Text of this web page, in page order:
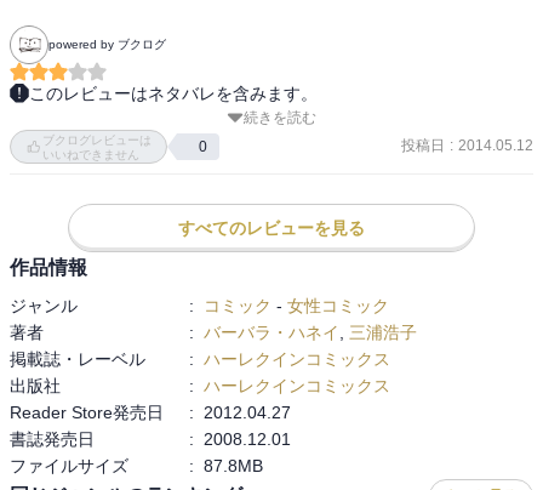
powered by ブクログ
このレビューはネタバレを含みます。
再読。タイトルと中身が結び付かないというか、ヒーローがプレイ
ボーイという感じがしない。原作を100ページちょっとの漫画におさ
ませんが^^;
勿論、ハーレクインだからハッピーエンドで幸せな気持ちにしてく
れました。
続きを読む
ブクログレビューは
いいねできません
0 投稿日 : 2014.05.12
すべてのレビューを見る
作品情報
ジャンル : コミック - 女性コミック
著者
: バーバラ・ハネイ
三浦浩子
掲載誌・レーベル
: ハーレクインコミックス
出版社
: ハーレクインコミックス
Reader Store発売日
:
2012.04.27
書誌発売日
:
2008.12.01
ファイルサイズ
: 87.8MB